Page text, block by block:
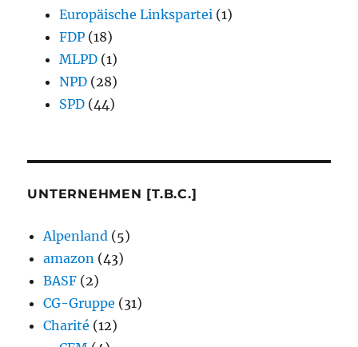
Europäische Linkspartei (1)
FDP (18)
MLPD (1)
NPD (28)
SPD (44)
UNTERNEHMEN [T.B.C.]
Alpenland (5)
amazon (43)
BASF (2)
CG-Gruppe (31)
Charité (12)